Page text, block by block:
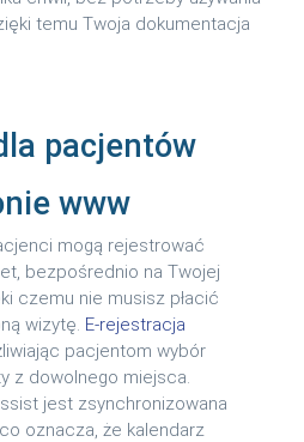
temu Twoja dokumentacja
pacjentów
www
mogą rejestrować
bezpośrednio na Twojej
czemu nie musisz płacić
wizytę. E-rejestracja
pacjentom wybór
z dowolnego miejsca.
jest zsynchronizowana
oznacza, że kalendarz